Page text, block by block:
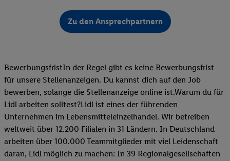
Zu den Ansprechpartnern
BewerbungsfristIn der Regel gibt es keine Bewerbungsfrist
für unsere Stellenanzeigen. Du kannst dich auf den Job
bewerben, solange die Stellenanzeige online ist.Warum du für
Lidl arbeiten solltest?Lidl ist eines der führenden
Unternehmen im Lebensmitteleinzelhandel. Wir betreiben
weltweit über 12.200 Filialen in 31 Ländern. In Deutschland
arbeiten über 100.000 Teammitglieder mit viel Leidenschaft
daran, Lidl möglich zu machen: In 39 Regionalgesellschaften